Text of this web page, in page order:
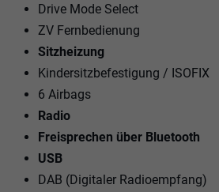
Drive Mode Select
ZV Fernbedienung
Sitzheizung
Kindersitzbefestigung / ISOFIX
6 Airbags
Radio
Freisprechen über Bluetooth
USB
DAB (Digitaler Radioempfang)